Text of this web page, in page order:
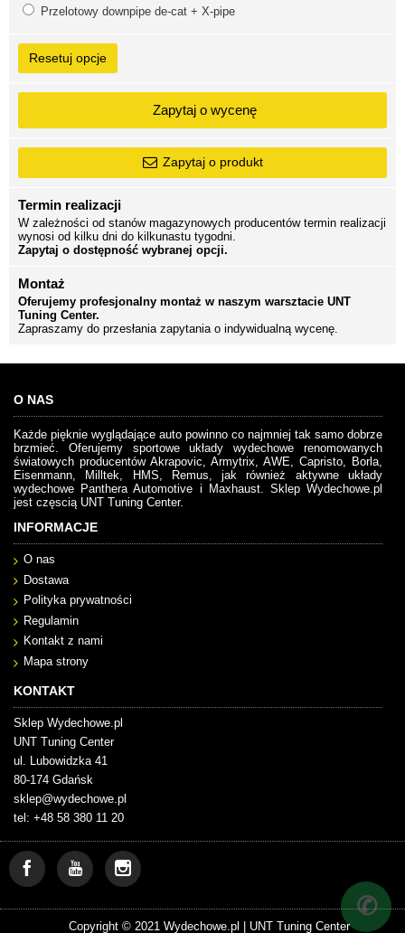
Przelotowy downpipe de-cat + X-pipe
Resetuj opcje
Zapytaj o wycenę
Zapytaj o produkt
Termin realizacji
W zależności od stanów magazynowych producentów termin realizacji
wynosi od kilku dni do kilkunastu tygodni.
Zapytaj o dostępność wybranej opcji.
Montaż
Oferujemy profesjonalny montaż w naszym warsztacie UNT
Tuning Center.
Zapraszamy do przesłania zapytania o indywidualną wycenę.
✆
O NAS
Każde pięknie wyglądające auto powinno co najmniej tak samo dobrze
brzmieć. Oferujemy sportowe układy wydechowe renomowanych
światowych producentów Akrapovic, Armytrix, AWE, Capristo, Borla,
Eisenmann, Milltek, HMS, Remus, jak również aktywne układy
wydechowe Panthera Automotive i Maxhaust. Sklep Wydechowe.pl
jest częscią UNT Tuning Center.
INFORMACJE
O nas
Dostawa
Polityka prywatności
Regulamin
Kontakt z nami
Mapa strony
KONTAKT
Sklep Wydechowe.pl
UNT Tuning Center
ul. Lubowidzka 41
80-174 Gdańsk
sklep@wydechowe.pl
tel: +48 58 380 11 20
Copyright © 2021 Wydechowe.pl | UNT Tuning Center